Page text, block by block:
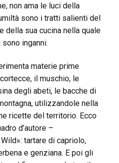
non ama le luci della
sono i tratti salienti del
della sua cucina nella quale
inganni.
materie prime
il muschio, le
degli abeti, le bacche di
utilizzandole nella
ricette del territorio. Ecco
d’autore –
tartare di capriolo,
e genziana. E poi gli